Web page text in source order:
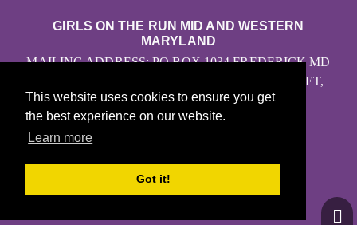
This website uses cookies to ensure you get
the best experience on our website.
Learn more
Got it!
GIRLS ON THE RUN MID AND WESTERN
MARYLAND
MAILING ADDRESS: PO BOX 1034 FREDERICK MD
21702 PHYSICAL ADDRESS: 17 W. MAIN STREET,
SECOND FLOOR
MIDDLETOWN MD 21769